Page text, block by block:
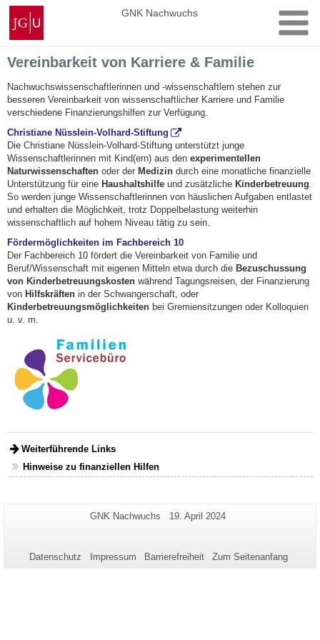
Zum
Inhalt
springen
Johannes
Gutenberg-
Universität
Mainz
GNK Nachwuchs
Vereinbarkeit von Karriere & Familie
Nachwuchswissenschaftlerinnen und -wissenschaftlern stehen zur
besseren Vereinbarkeit von wissenschaftlicher Karriere und Familie
verschiedene Finanzierungshilfen zur Verfügung.
Christiane Nüsslein-Volhard-Stiftung
Die Christiane Nüsslein-Volhard-Stiftung unterstützt junge
Wissenschaftlerinnen mit Kind(ern) aus den experimentellen
Naturwissenschaften oder der Medizin durch eine monatliche finanzielle
Unterstützung für eine Haushaltshilfe und zusätzliche Kinderbetreuung.
So werden junge Wissenschaftlerinnen von häuslichen Aufgaben entlastet
und erhalten die Möglichkeit, trotz Doppelbelastung weiterhin
wissenschaftlich auf hohem Niveau tätig zu sein.
Fördermöglichkeiten im Fachbereich 10
Der Fachbereich 10 fördert die Vereinbarkeit von Familie und
Beruf/Wissenschaft mit eigenen Mitteln etwa durch die Bezuschussung
von Kinderbetreuungskosten während Tagungsreisen, der Finanzierung
von Hilfskräften in der Schwangerschaft, oder
Kinderbetreuungsmöglichkeiten bei Gremiensitzungen oder Kolloquien
u. v. m.
Weiterführende Links
Hinweise zu finanziellen Hilfen
Zusätzliche
dieser
Seiten-
GNK Nachwuchs
Letzte
19. April 2024
Datenschutz Impressum Barrierefreiheit Zum Seitenanfang